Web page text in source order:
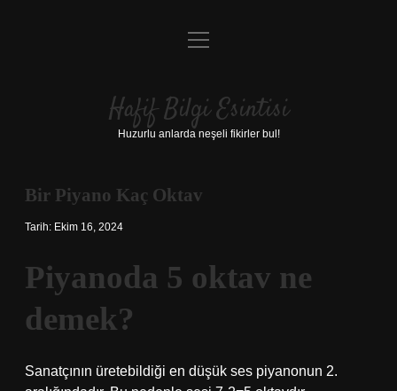
Anasayfa
Yasal Uyarı
menüyü
Hafif Bilgi Esintisi
Huzurlu anlarda neşeli fikirler bul!
Bir Piyano Kaç Oktav
Tarih: Ekim 16, 2024
Piyanoda 5 oktav ne
demek?
Sanatçının üretebildiği en düşük ses piyanonun 2.